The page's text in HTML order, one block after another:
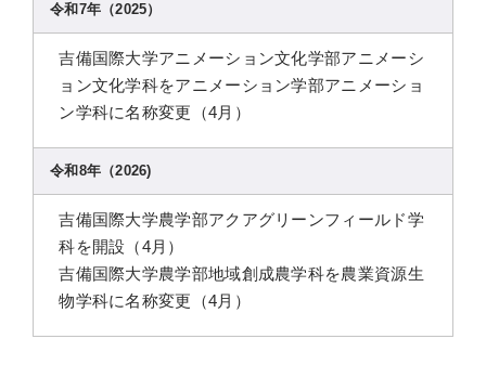
令和7年（2025）
吉備国際大学アニメーション文化学部アニメーシ
ョン文化学科をアニメーション学部アニメーショ
ン学科に名称変更（4月）
令和8年（2026)
吉備国際大学農学部アクアグリーンフィールド学
科を開設（4月）
吉備国際大学農学部地域創成農学科を農業資源生
物学科に名称変更（4月）